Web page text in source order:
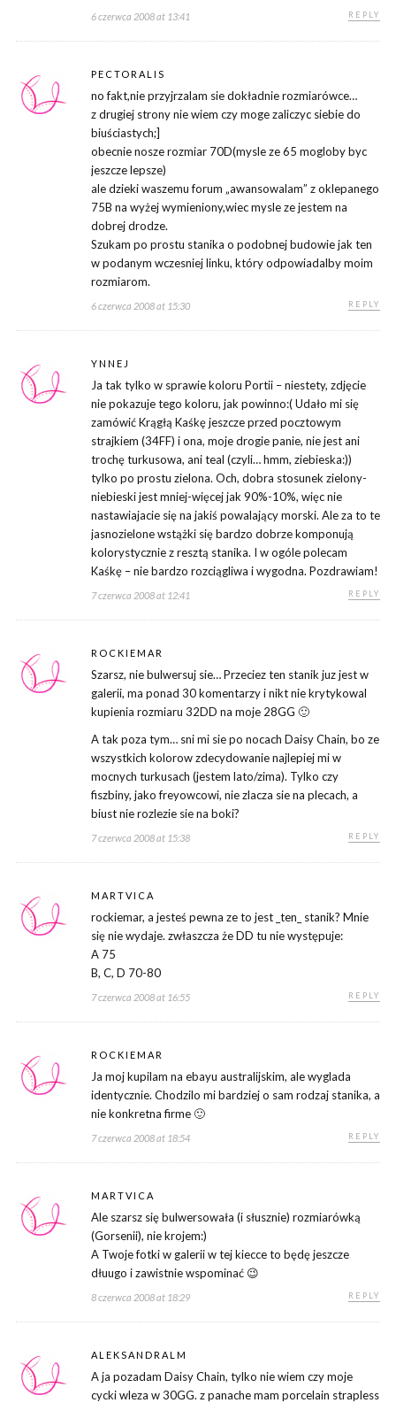
6 czerwca 2008 at 13:41 REPLY
PECTORALIS
no fakt,nie przyjrzalam sie dokładnie rozmiarówce…
z drugiej strony nie wiem czy moge zaliczyc siebie do
biuściastych;]
obecnie nosze rozmiar 70D(mysle ze 65 mogloby byc
jeszcze lepsze)
ale dzieki waszemu forum „awansowalam” z oklepanego
75B na wyżej wymieniony,wiec mysle ze jestem na
dobrej drodze.
Szukam po prostu stanika o podobnej budowie jak ten
w podanym wczesniej linku, który odpowiadalby moim
rozmiarom.
6 czerwca 2008 at 15:30 REPLY
YNNEJ
Ja tak tylko w sprawie koloru Portii – niestety, zdjęcie
nie pokazuje tego koloru, jak powinno:( Udało mi się
zamówić Krągłą Kaśkę jeszcze przed pocztowym
strajkiem (34FF) i ona, moje drogie panie, nie jest ani
trochę turkusowa, ani teal (czyli… hmm, ziebieska:))
tylko po prostu zielona. Och, dobra stosunek zielony-
niebieski jest mniej-więcej jak 90%-10%, więc nie
nastawiajacie się na jakiś powalający morski. Ale za to te
jasnozielone wstążki się bardzo dobrze komponują
kolorystycznie z resztą stanika. I w ogóle polecam
Kaśkę – nie bardzo rozciągliwa i wygodna. Pozdrawiam!
7 czerwca 2008 at 12:41 REPLY
ROCKIEMAR
Szarsz, nie bulwersuj sie… Przeciez ten stanik juz jest w
galerii, ma ponad 30 komentarzy i nikt nie krytykowal
kupienia rozmiaru 32DD na moje 28GG 🙂
A tak poza tym… sni mi sie po nocach Daisy Chain, bo ze
wszystkich kolorow zdecydowanie najlepiej mi w
mocnych turkusach (jestem lato/zima). Tylko czy
fiszbiny, jako freyowcowi, nie zlacza sie na plecach, a
biust nie rozlezie sie na boki?
7 czerwca 2008 at 15:38 REPLY
MARTVICA
rockiemar, a jesteś pewna ze to jest _ten_ stanik? Mnie
się nie wydaje. zwłaszcza że DD tu nie występuje:
A 75
B, C, D 70-80
7 czerwca 2008 at 16:55 REPLY
ROCKIEMAR
Ja moj kupilam na ebayu australijskim, ale wyglada
identycznie. Chodzilo mi bardziej o sam rodzaj stanika, a
nie konkretna firme 🙂
7 czerwca 2008 at 18:54 REPLY
MARTVICA
Ale szarsz się bulwersowała (i słusznie) rozmiarówką
(Gorsenii), nie krojem:)
A Twoje fotki w galerii w tej kiecce to będę jeszcze
dłuugo i zawistnie wspominać 😉
8 czerwca 2008 at 18:29 REPLY
ALEKSANDRALM
A ja pozadam Daisy Chain, tylko nie wiem czy moje
cycki wleza w 30GG. z panache mam porcelain strapless